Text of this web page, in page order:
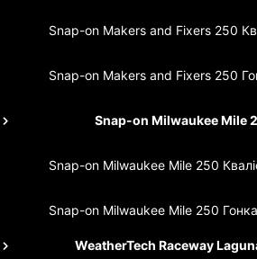
Snap-on Makers and Fixers 250
Snap-on Makers and Fixers 250
Snap-on Milwaukee Mile
Snap-on Milwaukee Mile 250
Snap-on Milwaukee Mile 250 Гонка
WeatherTech Raceway